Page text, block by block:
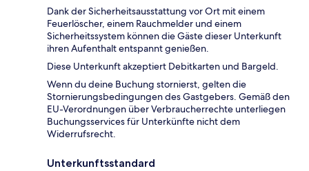
Dank der Sicherheitsausstattung vor Ort mit einem
Feuerlöscher, einem Rauchmelder und einem
Sicherheitssystem können die Gäste dieser Unterkunft
ihren Aufenthalt entspannt genießen.
Diese Unterkunft akzeptiert Debitkarten und Bargeld.
Wenn du deine Buchung stornierst, gelten die
Stornierungsbedingungen des Gastgebers. Gemäß den
EU-Verordnungen über Verbraucherrechte unterliegen
Buchungsservices für Unterkünfte nicht dem
Widerrufsrecht.
Unterkunftsstandard